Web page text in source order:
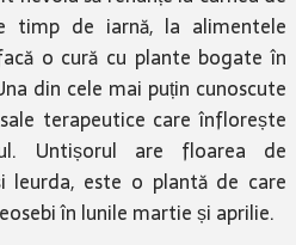
timp de iarnă, la alimentele
o cură cu plante bogate în
din cele mai puțin cunoscute
terapeutice care înflorește
Untișorul are floarea de
leurda, este o plantă de care
în lunile martie și aprilie.